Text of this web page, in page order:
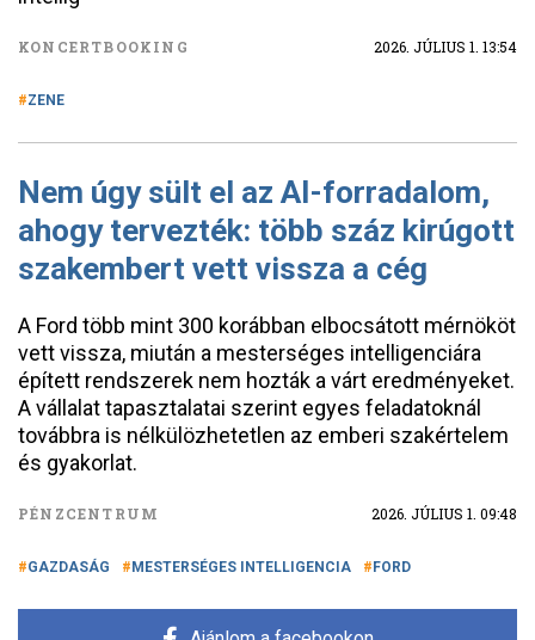
KONCERTBOOKING 2026. JÚLIUS 1. 13:54
ZENE
Nem úgy sült el az AI-forradalom,
ahogy tervezték: több száz kirúgott
szakembert vett vissza a cég
A Ford több mint 300 korábban elbocsátott mérnököt
vett vissza, miután a mesterséges intelligenciára
épített rendszerek nem hozták a várt eredményeket.
A vállalat tapasztalatai szerint egyes feladatoknál
továbbra is nélkülözhetetlen az emberi szakértelem
és gyakorlat.
PÉNZCENTRUM 2026. JÚLIUS 1. 09:48
GAZDASÁG MESTERSÉGES INTELLIGENCIA FORD